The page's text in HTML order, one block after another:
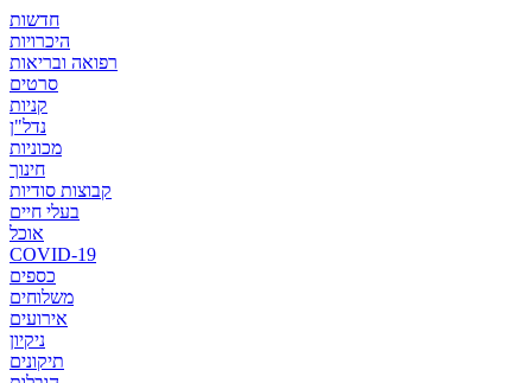
חדשות
היכרויות
רפואה ובריאות
סרטים
קניות
נדל"ן
מכוניות
חינוך
קבוצות סודיות
בעלי חיים
אוכל
COVID-19
כספים
משלוחים
אירועים
ניקיון
תיקונים